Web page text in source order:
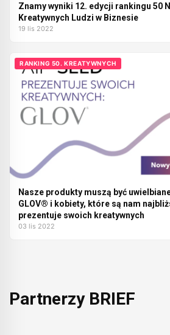
Znamy wyniki 12. edycji rankingu 50 Najbardziej
Kreatywnych Ludzi w Biznesie
19 lis 2022
RANKING 50. KREATYWNYCH
Nasze produkty muszą być
GLOV® i kobiety, które są nam
prezentuje swoich kreatywnych
03 lis 2022
Partnerzy BRIEF